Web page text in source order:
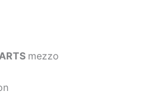
mezzo